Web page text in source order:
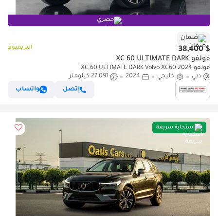
حصري
ضمان
$ 38,400 البريميوم
فولفو XC 60 ULTIMATE DARK
فولفو XC 60 ULTIMATE DARK Volvo XC60 2024
دبي
خليجي 2024
27,091 كيلومتر
إتصل
واتساب
استجابة سريعة